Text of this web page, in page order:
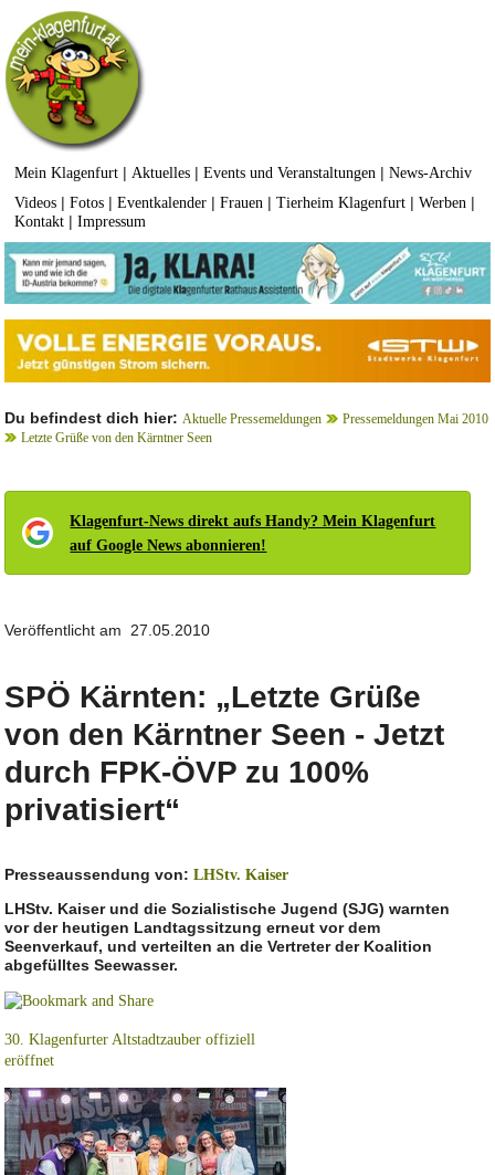
Mein Klagenfurt | Aktuelles |Events und Veranstaltungen |News-Archiv
Videos |Fotos |Eventkalender |Frauen |Tierheim Klagenfurt |Werben |
Kontakt |Impressum
Du befindest dich hier: Aktuelle Pressemeldungen
Pressemeldungen Mai 2010
Letzte Grüße von den Kärntner Seen
Klagenfurt-News direkt aufs Handy? Mein Klagenfurt
auf Google News abonnieren!
Veröffentlicht am 27.05.2010
SPÖ Kärnten: „Letzte Grüße
von den Kärntner Seen - Jetzt
durch FPK-ÖVP zu 100%
privatisiert“
Presseaussendung von:LHStv. Kaiser
LHStv. Kaiser und die Sozialistische Jugend (SJG) warnten
vor der heutigen Landtagssitzung erneut vor dem
Seenverkauf, und verteilten an die Vertreter der Koalition
abgefülltes Seewasser.
30. Klagenfurter Altstadtzauber offiziell
eröffnet